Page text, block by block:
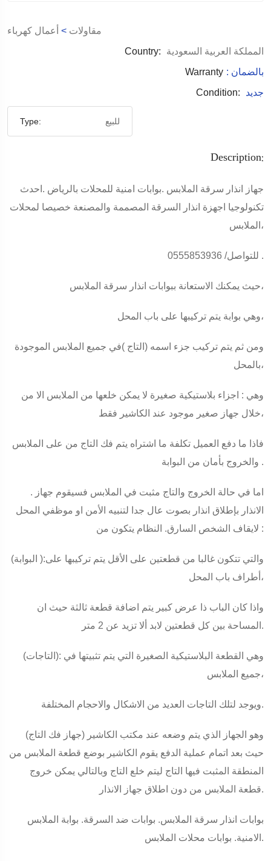
مقاولات > أعمال كهرباء
Country:
المملكة العربية السعودية
Warranty
: بالضمان
Condition:
جديد
Type: للبيع
Description:
جهاز انذار سرقة الملابس .بوابات امنية للمحلات بالرياض .احدث
تكنولوجيا اجهزة انذار السرقة المصممة والمصنعة خصيصا لمحلات
الملابس،
للتواصل/ 0555853936 .
حيث يمكنك الاستعانة ببوابات انذار سرقة الملابس،
وهي بوابة يتم تركيبها على باب المحل،
ومن ثم يتم تركيب جزء اسمه (التاج )في جميع الملابس الموجودة
بالمحل،
وهي : اجزاء بلاستيكية صغيرة لا يمكن خلعها من الملابس الا من
خلال جهاز صغير موجود عند الكاشير فقط،
فاذا ما دفع العميل تكلفة ما اشتراه يتم فك التاج من على الملابس
والخروج بأمان من البوابة .
. اما في حالة الخروج والتاج مثبت في الملابس فسيقوم جهاز
الانذار بإطلاق انذار بصوت عال جدا لتنبيه الأمن او موظفي المحل
لايقاف الشخص السارق. النظام يتكون من :
(البوابة ):والتي تتكون غالبا من قطعتين على الأقل يتم تركيبها على
أطراف باب المحل،
واذا كان الباب ذا عرض كبير يتم اضافة قطعة ثالثة حيث ان
المساحة بين كل قطعتين لابد ألا تزيد عن 2 متر.
(التاجات): وهي القطعة البلاستيكية الصغيرة التي يتم تثبيتها في
جميع الملابس،
ويوجد لتلك التاجات العديد من الاشكال والاحجام المختلفة.
(جهاز فك التاج) وهو الجهاز الذي يتم وضعه عند مكتب الكاشير
حيث بعد اتمام عملية الدفع يقوم الكاشير بوضع قطعة الملابس من
المنطقة المثبت فيها التاج ليتم خلع التاج وبالتالي يمكن خروج
قطعة الملابس من دون اطلاق جهاز الانذار.
بوابات انذار سرقة الملابس. بوابات ضد السرقة. بوابة الملابس
الامنية. بوابات محلات الملابس.